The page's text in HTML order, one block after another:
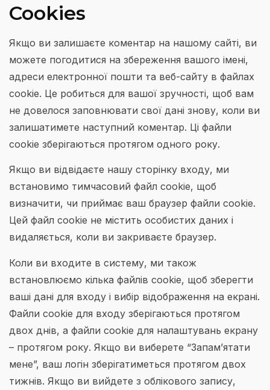
Cookies
Якщо ви залишаєте коментар на нашому сайті, ви
можете погодитися на збереження вашого імені,
адреси електронної пошти та веб-сайту в файлах
cookie. Це робиться для вашої зручності, щоб вам
не довелося заповнювати свої дані знову, коли ви
залишатимете наступний коментар. Ці файли
cookie зберігаються протягом одного року.
Якщо ви відвідаєте нашу сторінку входу, ми
встановимо тимчасовий файл cookie, щоб
визначити, чи приймає ваш браузер файли cookie.
Цей файл cookie не містить особистих даних і
видаляється, коли ви закриваєте браузер.
Коли ви входите в систему, ми також
встановлюємо кілька файлів cookie, щоб зберегти
ваші дані для входу і вибір відображення на екрані.
Файли cookie для входу зберігаються протягом
двох днів, а файли cookie для налаштувань екрану
– протягом року. Якщо ви виберете “Запам’ятати
мене”, ваш логін зберігатиметься протягом двох
тижнів. Якщо ви вийдете з облікового запису,